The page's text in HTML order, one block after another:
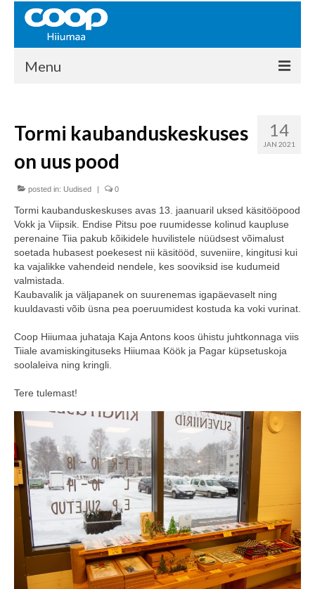
Menu
Kontakt
Liikmed
Ajalugu
KAUPLUSED
EHITUSKESKUS
KAUBAMAJA
KAMPAANIAD
COOP KLIENDIKAART
KINKEKAART
PAKUME TÖÖD
HIIUMAA KÖÖK JA PAGAR
MEIE PANUS
14
JAN 2021
Tormi kaubanduskeskuses
on uus pood
posted in: Uudised | 0
Tormi kaubanduskeskuses avas 13. jaanuaril uksed käsitööpood
Vokk ja Viipsik. Endise Pitsu poe ruumidesse kolinud kaupluse
perenaine Tiia pakub kõikidele huvilistele nüüdsest võimalust
soetada hubasest poekesest nii käsitööd, suveniire, kingitusi kui
ka vajalikke vahendeid nendele, kes sooviksid ise kudumeid
valmistada.
Kaubavalik ja väljapanek on suurenemas igapäevaselt ning
kuuldavasti võib üsna pea poeruumidest kostuda ka voki vurinat.
Coop Hiiumaa juhataja Kaja Antons koos ühistu juhtkonnaga viis
Tiiale avamiskingituseks Hiiumaa Köök ja Pagar küpsetuskoja
soolaleiva ning kringli.
Tere tulemast!